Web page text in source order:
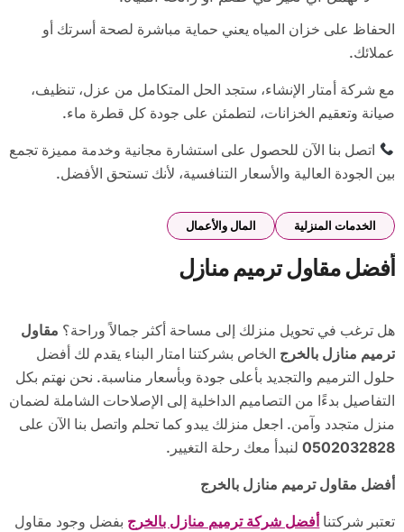
الحفاظ على خزان المياه يعني حماية مباشرة لصحة أسرتك أو
عملائك.
مع شركة أمتار الإنشاء، ستجد الحل المتكامل من عزل، تنظيف،
صيانة وتعقيم الخزانات، لتطمئن على جودة كل قطرة ماء.
اتصل بنا الآن للحصول على استشارة مجانية وخدمة مميزة تجمع
بين الجودة العالية والأسعار التنافسية، لأنك تستحق الأفضل.
الخدمات المنزلية المال والأعمال
أفضل مقاول ترميم منازل
هل ترغب في تحويل منزلك إلى مساحة أكثر جمالاً وراحة؟ مقاول
ترميم منازل بالخرج الخاص بشركتنا امتار البناء يقدم لك أفضل
حلول الترميم والتجديد بأعلى جودة وبأسعار مناسبة. نحن نهتم بكل
التفاصيل بدءًا من التصاميم الداخلية إلى الإصلاحات الشاملة لضمان
منزل متجدد وآمن. اجعل منزلك يبدو كما تحلم واتصل بنا الآن على
0502032828لنبدأ معك رحلة التغيير.
أفضل مقاول ترميم منازل بالخرج
تعتبر شركتناأفضل شركة ترميم منازل بالخرج بفضل وجود مقاول